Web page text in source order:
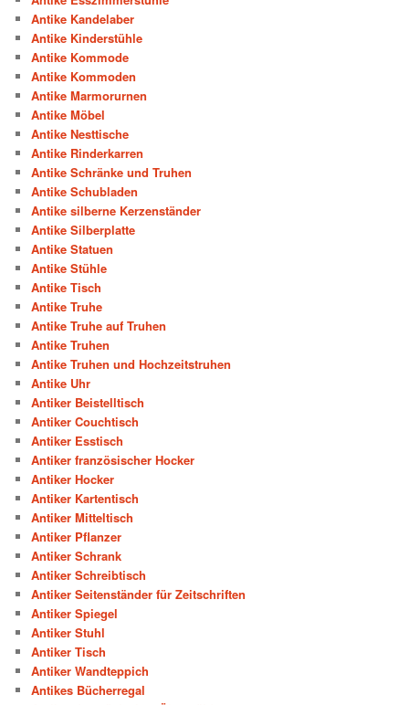
Antike Kandelaber
Antike Kinderstühle
Antike Kommode
Antike Kommoden
Antike Marmorurnen
Antike Möbel
Antike Nesttische
Antike Rinderkarren
Antike Schränke und Truhen
Antike Schubladen
Antike silberne Kerzenständer
Antike Silberplatte
Antike Statuen
Antike Stühle
Antike Tisch
Antike Truhe
Antike Truhe auf Truhen
Antike Truhen
Antike Truhen und Hochzeitstruhen
Antike Uhr
Antiker Beistelltisch
Antiker Couchtisch
Antiker Esstisch
Antiker französischer Hocker
Antiker Hocker
Antiker Kartentisch
Antiker Mitteltisch
Antiker Pflanzer
Antiker Schrank
Antiker Schreibtisch
Antiker Seitenständer für Zeitschriften
Antiker Spiegel
Antiker Stuhl
Antiker Tisch
Antiker Wandteppich
Antikes Bücherregal